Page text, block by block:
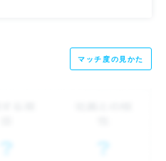
マッチ度の見かた